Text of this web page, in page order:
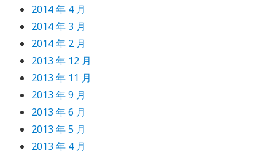
2014 年 4 月
2014 年 3 月
2014 年 2 月
2013 年 12 月
2013 年 11 月
2013 年 9 月
2013 年 6 月
2013 年 5 月
2013 年 4 月